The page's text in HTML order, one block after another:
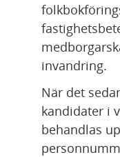
invandring.
När det
kandidater i
behandlas